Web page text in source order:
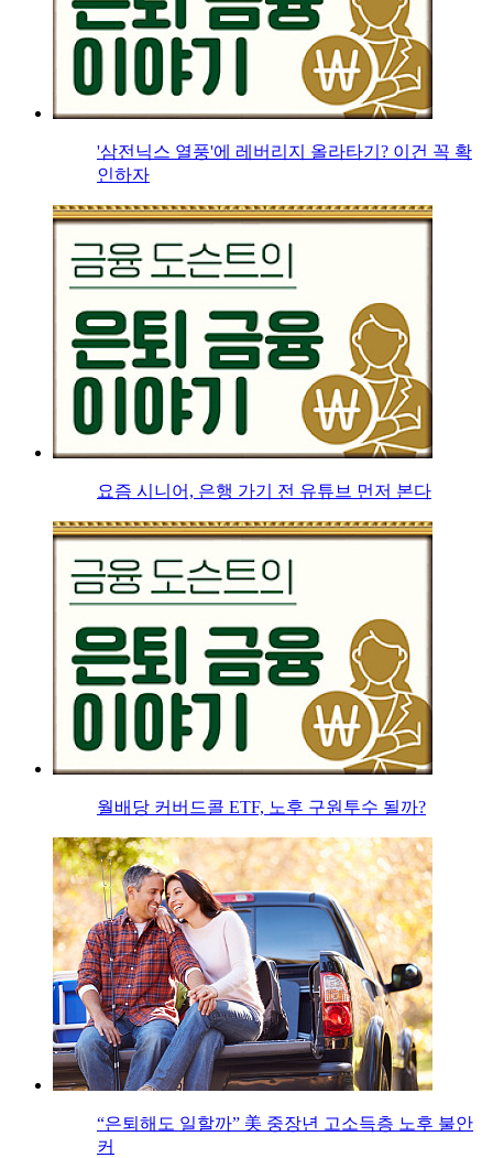
'삼전닉스 열풍'에 레버리지 올라타기? 이건 꼭 확
인하자
요즘 시니어, 은행 가기 전 유튜브 먼저 본다
월배당 커버드콜 ETF, 노후 구원투수 될까?
“은퇴해도 일할까” 美 중장년 고소득층 노후 불안
커